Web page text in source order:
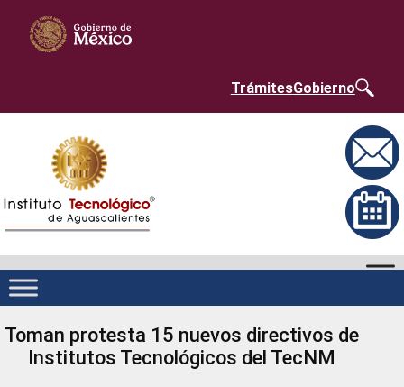
contenido
TrámitesGobierno
Toman protesta 15 nuevos directivos de
Institutos Tecnológicos del TecNM